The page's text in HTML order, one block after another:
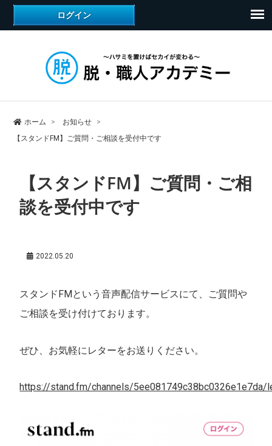
ホーム
お知らせ
【スタンドFM】ご質問・ご相談を受付中です
【スタンドFM】ご質問・ご相
談を受付中です
2022.05.20
スタンドFMという音声配信サービスにて、ご質問や
ご相談を受け付けております。
ぜひ、お気軽にレターをお送りください。
https://stand.fm/channels/5ee081749c38bc0326e1e7da/